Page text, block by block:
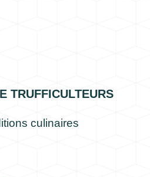
TRUFFICULTEURS
culinaires